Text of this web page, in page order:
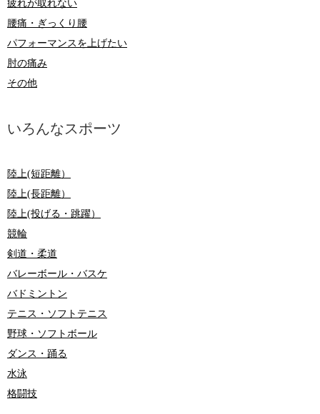
疲れが取れない
腰痛・ぎっくり腰
パフォーマンスを上げたい
肘の痛み
その他
いろんなスポーツ
陸上(短距離）
陸上(長距離）
陸上(投げる・跳躍）
競輪
剣道・柔道
バレーボール・バスケ
バドミントン
テニス・ソフトテニス
野球・ソフトボール
ダンス・踊る
水泳
格闘技